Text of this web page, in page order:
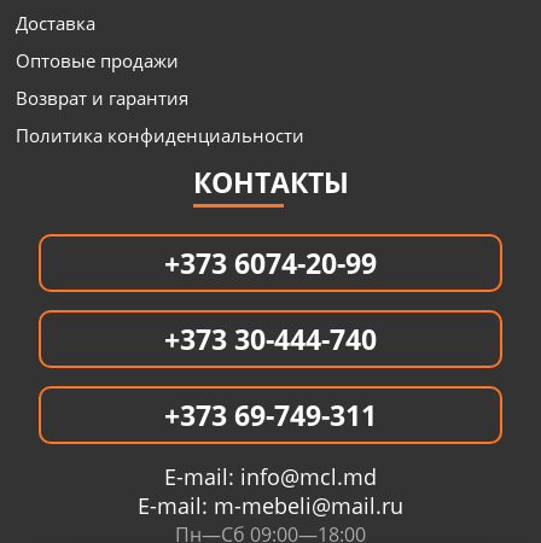
Доставка
Оптовые продажи
Возврат и гарантия
Политика конфиденциальности
КОНТАКТЫ
+373 6074-20-99
+373 30-444-740
+373 69-749-311
E-mail: info@mcl.md
E-mail: m-mebeli@mail.ru
Пн—Сб 09:00—18:00